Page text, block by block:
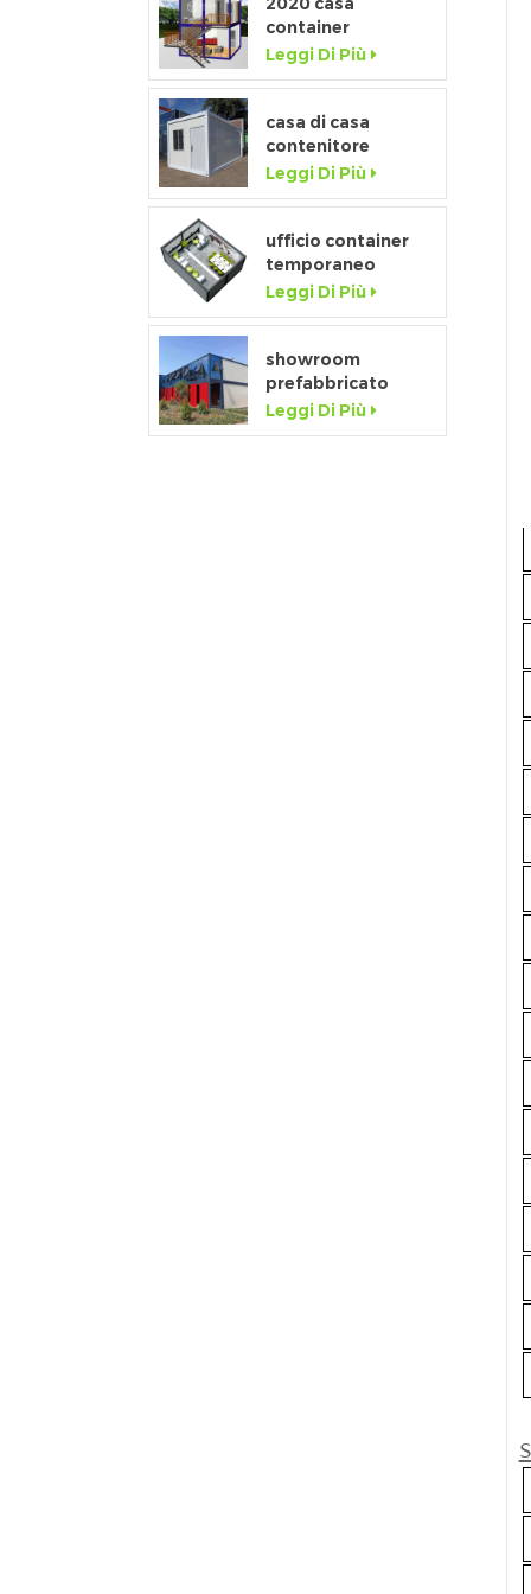
container
prefabbricata di
lusso flat pack con
Leggi Di Più
casa di casa
contenitore
staccabile a basso
costo della
porcellana in
vendita
Leggi Di Più
ufficio container
temporaneo
prefabbricato da
20 piedi flat pack
Leggi Di Più
showroom
prefabbricato
mobile da 20 piedi
con parete in vetro
Leggi Di Più